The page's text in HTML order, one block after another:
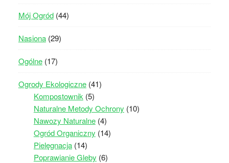
Mój Ogród(44)
Nasiona(29)
Ogólne(17)
Ogrody Ekologiczne(41)
Kompostownik (5)
Naturalne Metody Ochrony (10)
Nawozy Naturalne(4)
Ogród Organiczny (14)
Pielęgnacja(14)
Poprawianie Gleby (6)